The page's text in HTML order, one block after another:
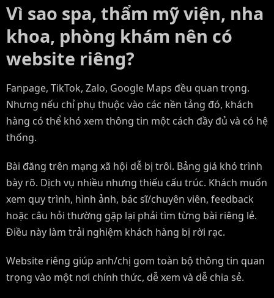
Vì sao spa, thẩm mỹ viện, nha
khoa, phòng khám nên có
website riêng?
Fanpage, TikTok, Zalo, Google Maps đều quan trọng.
Nhưng nếu chỉ phụ thuộc vào các nền tảng đó, khách
hàng có thể khó xem thông tin một cách đầy đủ và có hệ
thống.
Bài đăng trên mạng xã hội dễ bị trôi. Bảng giá khó trình
bày rõ. Dịch vụ nhiều nhưng thiếu cấu trúc. Khách muốn
xem quy trình, hình ảnh, bác sĩ/chuyên viên, feedback
hoặc câu hỏi thường gặp lại phải tìm từng bài riêng lẻ.
Điều này làm trải nghiệm khách hàng bị rời rạc.
Website riêng giúp anh/chị gom toàn bộ thông tin quan
trọng vào một nơi chính thức, dễ xem và dễ chia sẻ.